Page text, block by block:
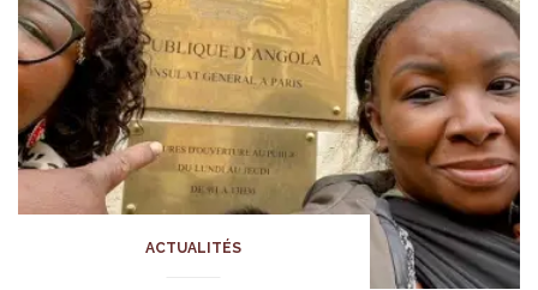
ACTUALITÉS